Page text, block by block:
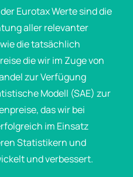
Eurotax Werte sind die
aller relevanter
die tatsächlich
die wir im Zuge von
zur Verfügung
Modell (SAE) zur
das wir bei
im Einsatz
Statistikern und
und verbessert.